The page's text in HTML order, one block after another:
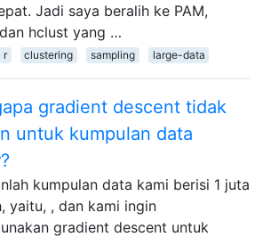
Jadi saya beralih ke PAM,
hclust yang …
r clustering sampling large-data
gradient descent tidak
untuk kumpulan data
kumpulan data kami berisi 1 juta
yaitu, , dan kami ingin
gradient descent untuk